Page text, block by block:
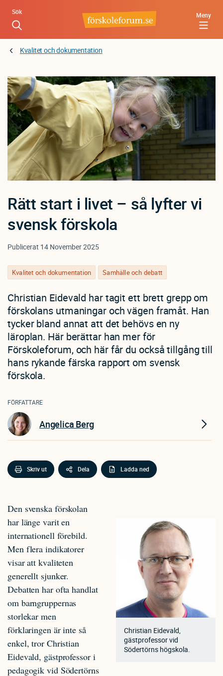
Hoppa
huvudinnehåll
Meny
Sök
Kvalitet och dokumentation
Rätt start i livet – så lyfter vi
svensk förskola
Publicerat 14 November 2025
Kvalitet och dokumentation Samhälle och debatt
Christian Eidevald har tagit ett brett grepp om
förskolans utmaningar och vägen framåt. Han
tycker bland annat att det behövs en ny
läroplan. Här berättar han mer för
Förskoleforum, och här får du också tillgång till
hans rykande färska rapport om svensk
förskola.
FÖRFATTARE
Angelica Berg
Skriv ut Dela Ladda ned
Christian Eidevald,
gästprofessor vid
Södertörns högskola.
Den svenska förskolan
har länge varit en
internationell förebild.
Men flera indikatorer
visar att kvaliteten
generellt sjunker.
Debatten har ofta handlat
om barngruppernas
storlekar men
förklaringen är inte så
enkel, tror Christian
Eidevald, gästprofessor i
pedagogik vid Södertörns